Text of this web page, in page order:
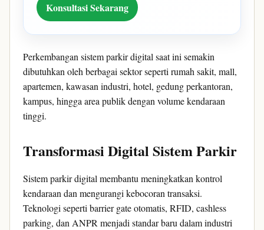
Konsultasi Sekarang
Perkembangan sistem parkir digital saat ini semakin
dibutuhkan oleh berbagai sektor seperti rumah sakit, mall,
apartemen, kawasan industri, hotel, gedung perkantoran,
kampus, hingga area publik dengan volume kendaraan
tinggi.
Transformasi Digital Sistem Parkir
Sistem parkir digital membantu meningkatkan kontrol
kendaraan dan mengurangi kebocoran transaksi.
Teknologi seperti barrier gate otomatis, RFID, cashless
parking, dan ANPR menjadi standar baru dalam industri